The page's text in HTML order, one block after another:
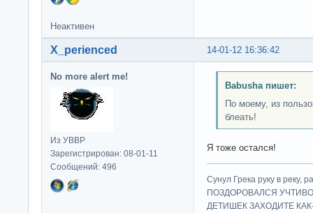
Неактивен
14-01-12 16:36:42
X_perienced
No more alert me!
Из УВВР
Зарегистрирован: 08-01-11
Сообщений: 496
Babusha пишет:
По моему, из
блеать!
Я тоже остался!
Сунул Грека руку в
ПОЗДОРОВАЛСЯ
ДЕТИШЕК ЗАХОДИТЕ